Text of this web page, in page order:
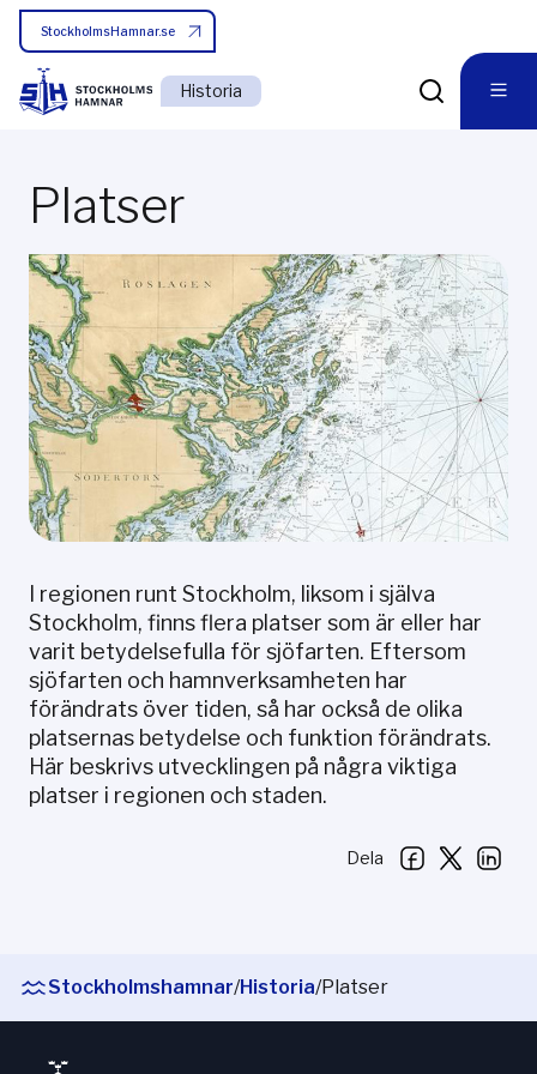
StockholmsHamnar.se
Historia
Platser
I regionen runt Stockholm, liksom i själva
Stockholm, finns flera platser som är eller har
varit betydelsefulla för sjöfarten. Eftersom
sjöfarten och hamnverksamheten har
förändrats över tiden, så har också de olika
platsernas betydelse och funktion förändrats.
Här beskrivs utvecklingen på några viktiga
platser i regionen och staden.
Dela
Stockholmshamnar/Historia/Platser